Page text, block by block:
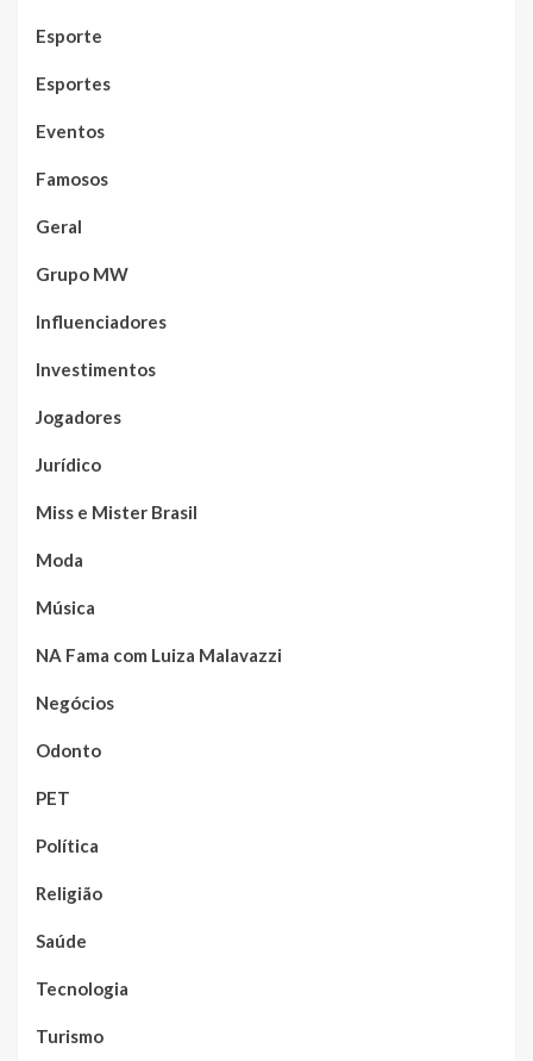
Esporte
Esportes
Eventos
Famosos
Geral
Grupo MW
Influenciadores
Investimentos
Jogadores
Jurídico
Miss e Mister Brasil
Moda
Música
NA Fama com Luiza Malavazzi
Negócios
Odonto
PET
Política
Religião
Saúde
Tecnologia
Turismo